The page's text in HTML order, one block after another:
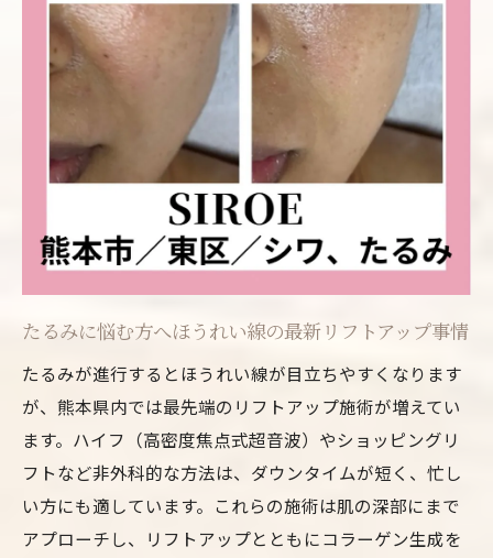
たるみに悩む方へほうれい線の最新リフトアップ事情
たるみが進行するとほうれい線が目立ちやすくなります
が、熊本県内では最先端のリフトアップ施術が増えてい
ます。ハイフ（高密度焦点式超音波）やショッピングリ
フトなど非外科的な方法は、ダウンタイムが短く、忙し
い方にも適しています。これらの施術は肌の深部にまで
アプローチし、リフトアップとともにコラーゲン生成を